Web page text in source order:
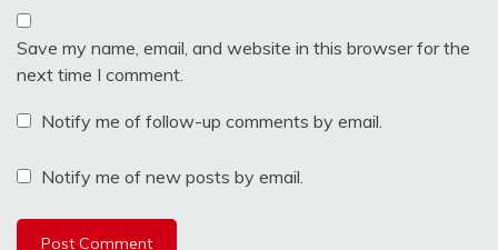
Save my name, email, and website in this browser for the
next time I comment.
Notify me of follow-up comments by email.
Notify me of new posts by email.